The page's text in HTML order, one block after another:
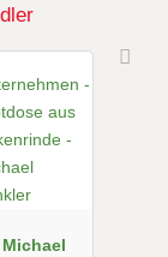
Michael